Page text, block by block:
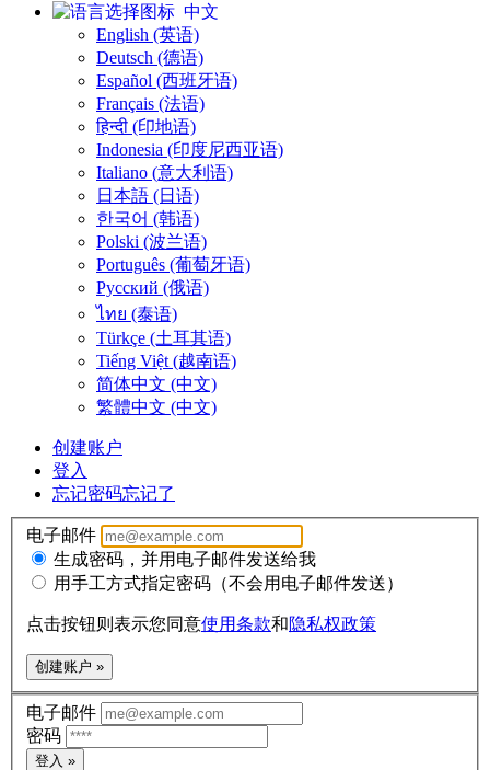
中文
English (英语)
Deutsch (德语)
Español (西班牙语)
Français (法语)
हिन्दी (印地语)
Indonesia (印度尼西亚语)
Italiano (意大利语)
日本語 (日语)
한국어 (韩语)
Polski (波兰语)
Português (葡萄牙语)
Русский (俄语)
ไทย (泰语)
Türkçe (土耳其语)
Tiếng Việt (越南语)
简体中文 (中文)
繁體中文 (中文)
创建账户
登入
忘记密码忘记了
电子邮件
生成密码，并用电子邮件发送给我
用手工方式指定密码（不会用电子邮件发送）
点击按钮则表示您同意使用条款和隐私权政策
创建账户 »
电子邮件
密码
登入 »